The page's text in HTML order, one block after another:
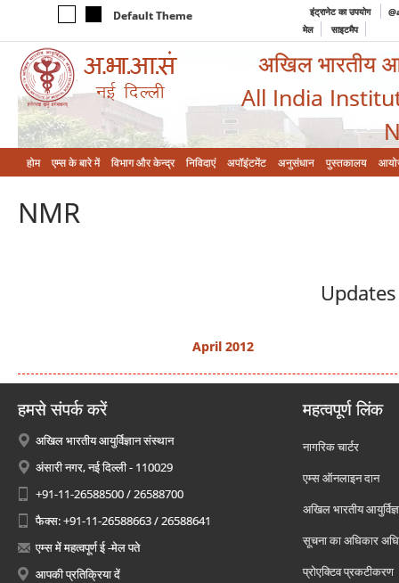
Default Theme इंट्रानेट का उपयोग
मेल
साइटमैप
अखिल भारतीय
All India
होम एम्‍स के बारे में विभाग और केन्‍द्र निविदाएं अपॉइंटमेंट अनुसंधान पुस्तकालय
NMR
April 2012
हमसे संपर्क करें
अखिल भारतीय आयुर्विज्ञान संस्थान
अंसारी नगर, नई दिल्ली - 110029
+91-11-26588500 / 26588700
फैक्स: +91-11-26588663 / 26588641
एम्स में महत्वपूर्ण ई -मेल पते
आपकी प्रतिक्रिया दें
महत्वपूर्ण लिंक
नागरिक चार्टर
एम्स ऑनलाइन दान
अखिल भारतीय
सूचना का अधिकार
प्रोएक्टिव प्रकटीकरण